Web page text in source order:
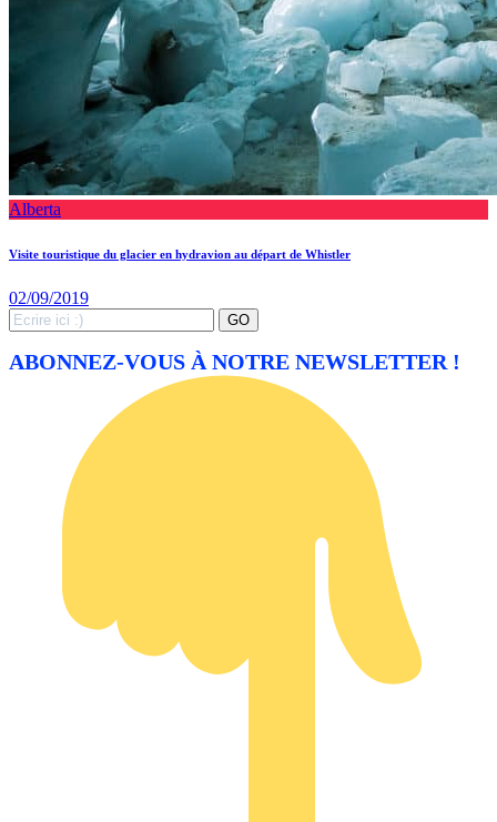
Alberta
Visite touristique du glacier en hydravion au départ de Whistler
02/09/2019
Search
for:
GO
ABONNEZ-VOUS À NOTRE NEWSLETTER !